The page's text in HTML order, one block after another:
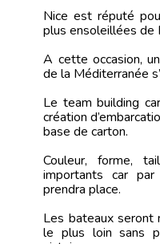
Nice est réputé
plus ensoleillées de
A cette occasion,
de la Méditerranée
Le team building
création
base de carton.
Couleur, forme,
importants car
prendra place.
Les bateaux seront
le plus loin sans